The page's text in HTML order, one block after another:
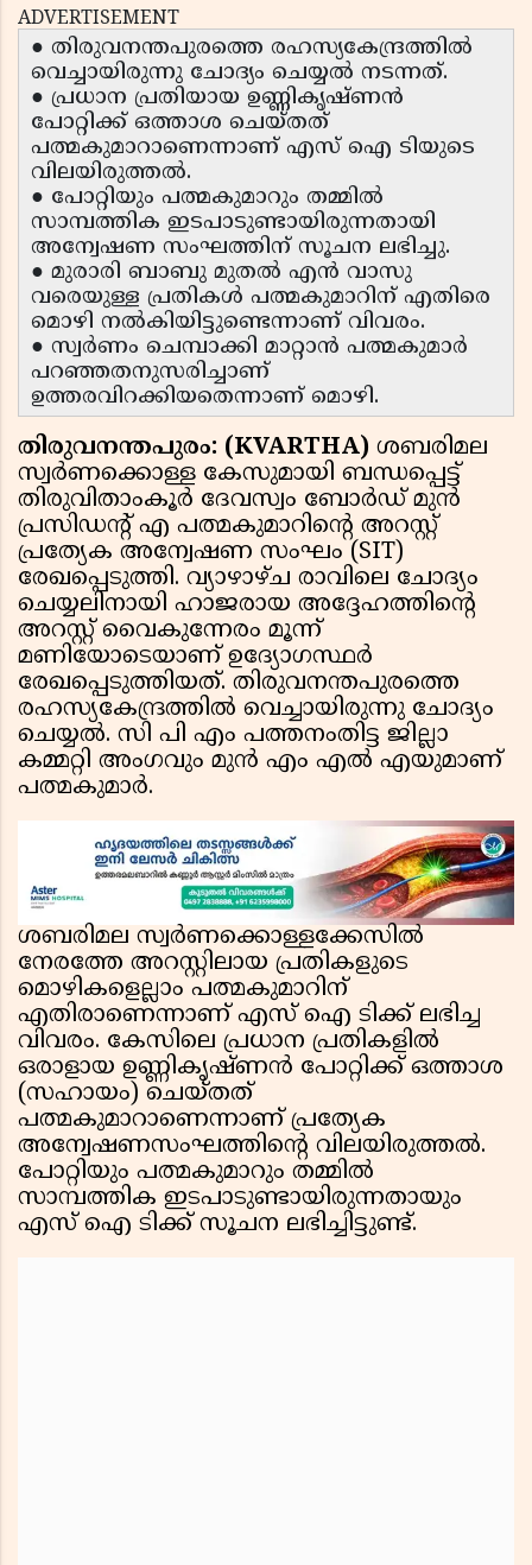
ADVERTISEMENT
● തിരുവനന്തപുരത്തെ രഹസ്യകേന്ദ്രത്തിൽ
വെച്ചായിരുന്നു ചോദ്യം ചെയ്യൽ നടന്നത്.
● പ്രധാന പ്രതിയായ ഉണ്ണികൃഷ്‌ണൻ
പോറ്റിക്ക് ഒത്താശ ചെയ്തത്
പത്മകുമാറാണെന്നാണ്‌ എസ് ഐ ടിയുടെ
വിലയിരുത്തൽ.
● പോറ്റിയും പത്മകുമാറും തമ്മിൽ
സാമ്പത്തിക ഇടപാടുണ്ടായിരുന്നതായി
അന്വേഷണ സംഘത്തിന് സൂചന ലഭിച്ചു.
● മുരാരി ബാബു മുതൽ എൻ വാസു
വരെയുള്ള പ്രതികൾ പത്മകുമാറിന് എതിരെ
മൊഴി നൽകിയിട്ടുണ്ടെന്നാണ്‌ വിവരം.
● സ്വർണം ചെമ്പാക്കി മാറ്റാൻ പത്മകുമാർ
പറഞ്ഞതനുസരിച്ചാണ്
ഉത്തരവിറക്കിയതെന്നാണ് മൊഴി.
തിരുവനന്തപുരം: (KVARTHA) ശബരിമല
സ്വർണക്കൊള്ള കേസുമായി ബന്ധപ്പെട്ട്
തിരുവിതാംകൂർ ദേവസ്വം ബോർഡ് മുൻ
പ്രസിഡൻ്റ് എ പത്മകുമാറിൻ്റെ അറസ്റ്റ്
പ്രത്യേക അന്വേഷണ സംഘം (SIT)
രേഖപ്പെടുത്തി. വ്യാഴാഴ്ച രാവിലെ ചോദ്യം
ചെയ്യലിനായി ഹാജരായ അദ്ദേഹത്തിൻ്റെ
അറസ്റ്റ് വൈകുന്നേരം മൂന്ന്
മണിയോടെയാണ്‌ ഉദ്യോഗസ്ഥർ
രേഖപ്പെടുത്തിയത്. തിരുവനന്തപുരത്തെ
രഹസ്യകേന്ദ്രത്തിൽ വെച്ചായിരുന്നു ചോദ്യം
ചെയ്യൽ. സി പി എം പത്തനംതിട്ട ജില്ലാ
കമ്മറ്റി അംഗവും മുൻ എം എൽ എയുമാണ്‌
പത്മകുമാർ.
ശബരിമല സ്വർണക്കൊള്ളക്കേസിൽ
നേരത്തേ അറസ്റ്റിലായ പ്രതികളുടെ
മൊഴികളെല്ലാം പത്മകുമാറിന്
എതിരാണെന്നാണ്‌ എസ് ഐ ടിക്ക് ലഭിച്ച
വിവരം. കേസിലെ പ്രധാന പ്രതികളിൽ
ഒരാളായ ഉണ്ണികൃഷ്‌ണൻ പോറ്റിക്ക് ഒത്താശ
(സഹായം) ചെയ്തത്
പത്മകുമാറാണെന്നാണ്‌ പ്രത്യേക
അന്വേഷണസംഘത്തിൻ്റെ വിലയിരുത്തൽ.
പോറ്റിയും പത്മകുമാറും തമ്മിൽ
സാമ്പത്തിക ഇടപാടുണ്ടായിരുന്നതായും
എസ് ഐ ടിക്ക് സൂചന ലഭിച്ചിട്ടുണ്ട്.